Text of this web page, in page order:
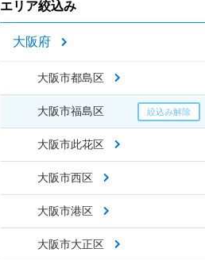
エリア絞込み
大阪府
大阪市都島区
大阪市福島区
大阪市此花区
大阪市西区
大阪市港区
大阪市大正区